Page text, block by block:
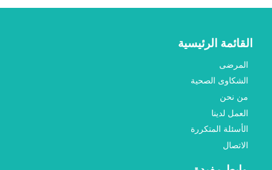
القائمة الرئيسية
المرضى
الشكاوى الصحية
من نحن
العمل لدينا
الأسئلة المتكررة
الاتصال